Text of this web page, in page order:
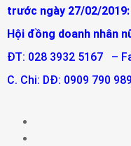
trước ngày 27/02/2019:
Hội đồng doanh nhân
ĐT: 028 3932 5167 –
C. Chi: DĐ: 0909 790